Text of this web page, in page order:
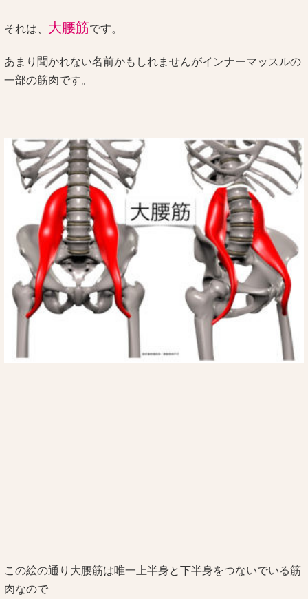
それは、 大腰筋です。
あまり聞かれない名前かもしれませんがインナーマッスルの
一部の筋肉です。
この絵の通り大腰筋は唯一上半身と下半身をつないでいる筋
肉なので